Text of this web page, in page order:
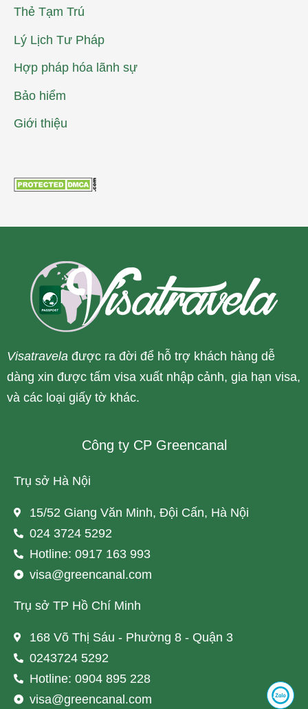
Thẻ Tạm Trú
Lý Lịch Tư Pháp
Hợp pháp hóa lãnh sự
Bảo hiểm
Giới thiệu
Visatravela được ra đời để hỗ trợ khách hàng dễ
dàng xin được tấm visa xuất nhập cảnh, gia hạn visa,
và các loại giấy tờ khác.
Công ty CP Greencanal
Trụ sở Hà Nội
15/52 Giang Văn Minh, Đội Cấn, Hà Nội
024 3724 5292
Hotline: 0917 163 993
visa@greencanal.com
Trụ sở TP Hồ Chí Minh
168 Võ Thị Sáu - Phường 8 - Quận 3
0243724 5292
Hotline: 0904 895 228
visa@greencanal.com